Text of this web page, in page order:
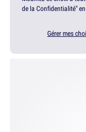
de la Confidentialité"
Gérer mes